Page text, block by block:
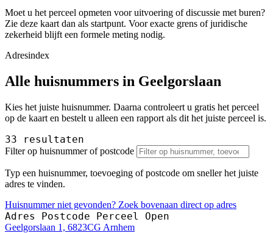
Moet u het perceel opmeten voor uitvoering of discussie met buren?
Zie deze kaart dan als startpunt. Voor exacte grens of juridische
zekerheid blijft een formele meting nodig.
Adresindex
Alle huisnummers in Geelgorslaan
Kies het juiste huisnummer. Daarna controleert u gratis het perceel
op de kaart en bestelt u alleen een rapport als dit het juiste perceel is.
33 resultaten
Filter op huisnummer of postcode
Typ een huisnummer, toevoeging of postcode om sneller het juiste
adres te vinden.
Huisnummer niet gevonden? Zoek bovenaan direct op adres
Adres Postcode Perceel Open
Geelgorslaan 1, 6823CG Arnhem